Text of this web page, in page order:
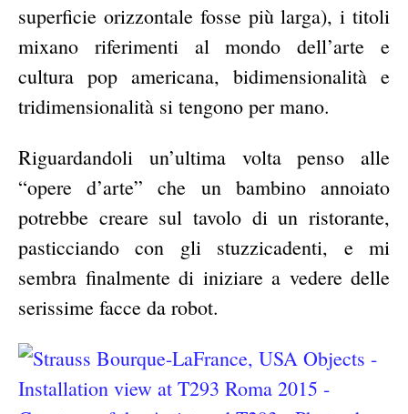
superficie orizzontale fosse più larga), i titoli
mixano riferimenti al mondo dell’arte e
cultura pop americana, bidimensionalità e
tridimensionalità si tengono per mano.
Riguardandoli un’ultima volta penso alle
“opere d’arte” che un bambino annoiato
potrebbe creare sul tavolo di un ristorante,
pasticciando con gli stuzzicadenti, e mi
sembra finalmente di iniziare a vedere delle
serissime facce da robot.